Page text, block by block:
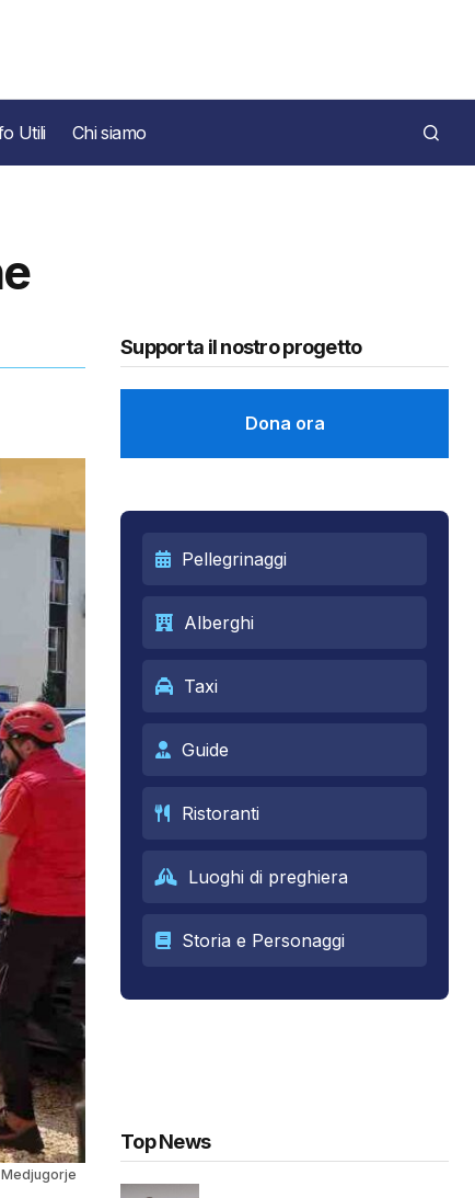
Utili Chi siamo
Supporta il nostro progetto
Dona ora
Pellegrinaggi
Alberghi
Taxi
Guide
Ristoranti
Luoghi di preghiera
Storia e Personaggi
Top News